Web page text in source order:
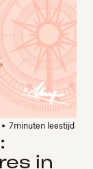
7minuten leestijd
in